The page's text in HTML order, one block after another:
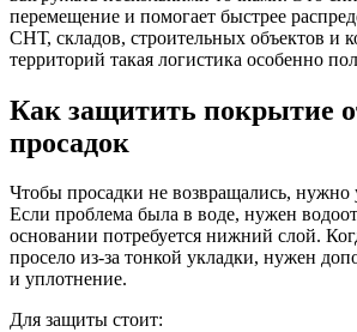
перемещение и помогает быстрее
СНТ, складов, строительных объектов и
территорий такая логистика особенно
Как защитить покрытие
просадок
Чтобы просадки не возвращались, нужно
Если проблема была в воде, нужен
основании потребуется нижний слой.
просело из-за тонкой укладки, нужен
и уплотнение.
Для защиты стоит: